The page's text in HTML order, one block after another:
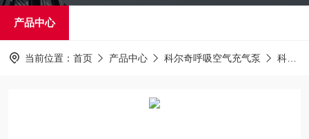
产品中心
当前位置： 首页 产品中心 科尔奇呼吸空气充气泵 科尔奇充气泵